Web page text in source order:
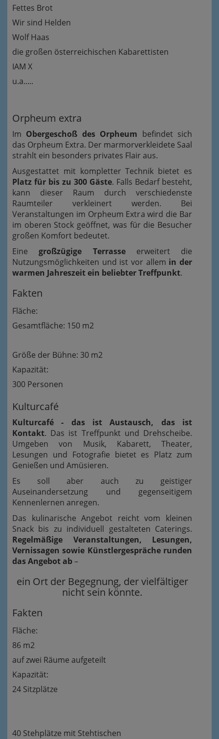
Fettes Brot
Wir sind Helden
Wolf Haas
die großen österreichischen Kabarettisten
IAM X
u.a.....
Orpheum extra
Im Obergeschoß des Orpheum befindet sich
das Orpheum Extra. Der marmorverkleidete Saal
strahlt ein besonders privates Flair aus.
Ausgestattet mit kompletter Technik bietet es
Platz für bis zu 300 Gäste. Falls Bedarf besteht,
kann dieser Raum durch verschiedenste
Raumteiler verkleinert werden. Bei
Veranstaltungen im Orpheum Extra wird die Bar
im oberen Stock geöffnet, was für die Besucher
großen Komfort bedeutet.
Eine großzügige Terrasseerweitert die
Nutzungsmöglichkeiten und ist vor allem in der
warmen Jahreszeit ein beliebter Treffpunkt.
Fakten
Fläche:
Gesamtfläche: 150 m2
Größe der Bühne: 30 m2
Kapazität:
300 Personen
Kulturcafé
Kulturcafé - das ist Austausch, das ist
Kontakt. Das ist Treffpunkt und Drehscheibe.
Umgeben von Musik, Kabarett, Theater,
Lesungen und Fotografie bietet es Platz zum
Genießen und Amüsieren.
Es soll aber auch zu geistiger
Auseinandersetzung und gegenseitigem
Kennenlernen anregen.
Das kulinarische Angebot reicht vom kleinen
Snack bis zu individuell gestalteten Caterings.
Regelmäßige Veranstaltungen, Lesungen,
Vernissagen sowie Künstlergespräche runden
das Angebot ab–
ein Ort der Begegnung, der vielfältiger
nicht sein könnte.
Fakten
Fläche:
86 m2
auf zwei Räume aufgeteilt
Kapazität:
24 Sitzplätze
40 Stehplätze mit Stehtischen